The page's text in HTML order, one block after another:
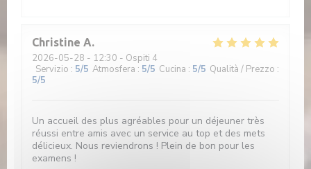
Christine A
2026-05-28 - 12:30 - Ospiti 4
Servizio : 5/5 Atmosfera : 5/5 Cucina : 5/5 Qualità / Prezzo :
5/5
Un accueil des plus agréables pour un déjeuner très
réussi entre amis avec un service au top et des mets
délicieux. Nous reviendrons ! Plein de bon pour les
examens !